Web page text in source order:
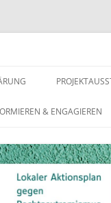
& ENGAGIEREN